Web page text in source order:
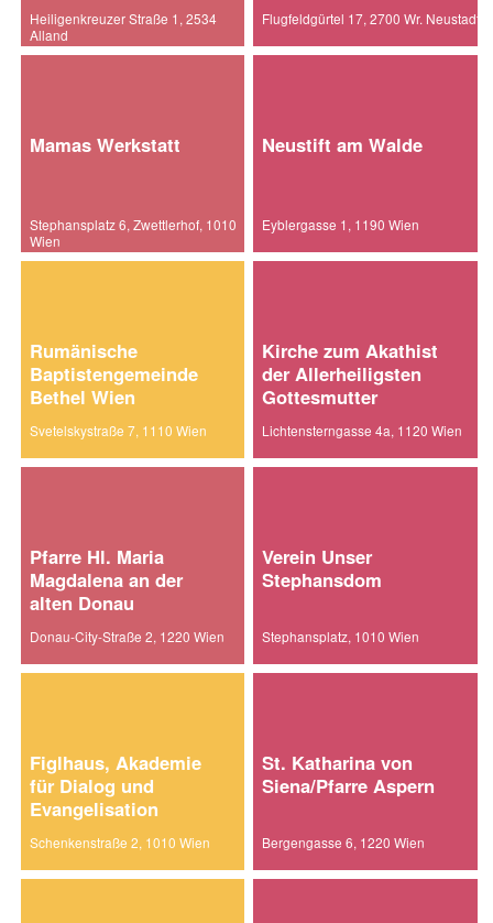
Heiligenkreuzer Straße 1, 2534
Alland
Flugfeldgürtel 17, 2700 Wr. Neustadt
Mamas Werkstatt
Stephansplatz 6, Zwettlerhof, 1010
Wien
Neustift am Walde
Eyblergasse 1, 1190 Wien
Rumänische
Baptistengemeinde
Bethel Wien
Svetelskystraße 7, 1110 Wien
Kirche zum Akathist
der Allerheiligsten
Gottesmutter
Lichtensterngasse 4a, 1120 Wien
Pfarre Hl. Maria
Magdalena an der
alten Donau
Donau-City-Straße 2, 1220 Wien
Verein Unser
Stephansdom
Stephansplatz, 1010 Wien
Figlhaus, Akademie
für Dialog und
Evangelisation
Schenkenstraße 2, 1010 Wien
St. Katharina von
Siena/Pfarre Aspern
Bergengasse 6, 1220 Wien